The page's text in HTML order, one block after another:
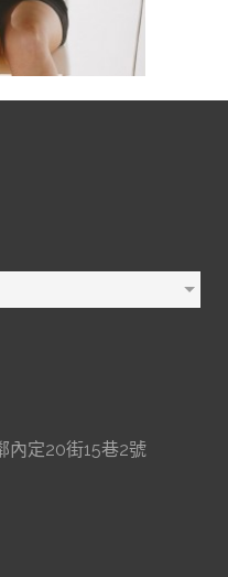
內定20街15巷2號